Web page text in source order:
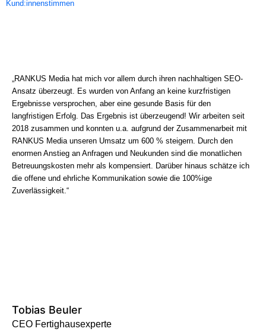
Kund:innenstimmen
„RANKUS Media hat mich vor allem durch ihren nachhaltigen SEO-
Ansatz überzeugt. Es wurden von Anfang an keine kurzfristigen
Ergebnisse versprochen, aber eine gesunde Basis für den
langfristigen Erfolg. Das Ergebnis ist überzeugend! Wir arbeiten seit
2018 zusammen und konnten u.a. aufgrund der Zusammenarbeit mit
RANKUS Media unseren Umsatz um 600 % steigern. Durch den
enormen Anstieg an Anfragen und Neukunden sind die monatlichen
Betreuungskosten mehr als kompensiert. Darüber hinaus schätze ich
die offene und ehrliche Kommunikation sowie die 100%ige
Zuverlässigkeit.“
Tobias Beuler
CEO Fertighausexperte